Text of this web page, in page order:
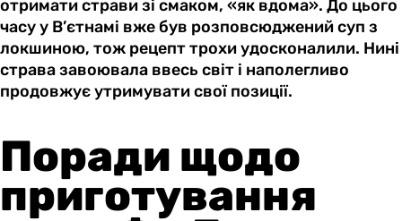
отримати страви зі смаком, «як вдома». До цього
часу у В’єтнамі вже був розповсюджений суп з
локшиною, тож рецепт трохи удосконалили. Нині
страва завоювала ввесь світ і наполегливо
продовжує утримувати свої позиції.
Поради щодо
приготування